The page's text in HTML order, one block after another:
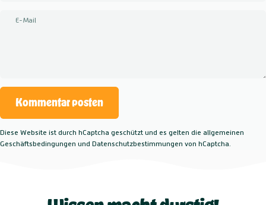
E-Mail
Nachricht
Kommentar posten
Diese Website ist durch hCaptcha geschützt und es gelten die allgemeinen
Geschäftsbedingungen und Datenschutzbestimmungen von hCaptcha.